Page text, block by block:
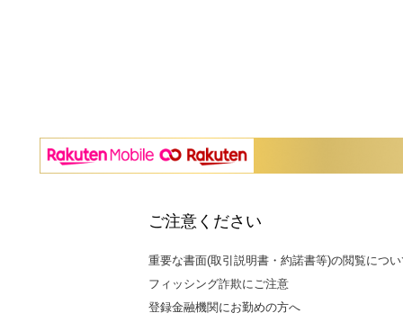
ご注意ください
重要な書面(取引説明書・約諾書等)の閲覧につ
フィッシング詐欺にご注意
登録金融機関にお勤めの方へ